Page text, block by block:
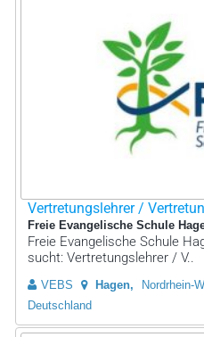
Vertretungslehrer /
Freie Evangelische Schule
Freie Evangelische Schule
sucht: Vertretungslehrer / V..
VEBS Hagen
Nordrhein-
Deutschland